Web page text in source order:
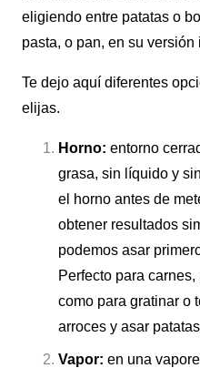
eligiendo entre patatas o
pasta, o pan, en su versión
Te dejo aquí diferentes
elijas.
Horno: entorno
grasa, sin líquido y
el horno antes de
obtener resultados
podemos asar
Perfecto para
como para gratinar o
arroces y asar
Vapor: en una